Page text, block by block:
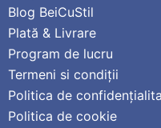
Blog BeiCuStil
Plată & Livrare
Program de lucru
Termeni si condiții
Politica de
Politica de cookie